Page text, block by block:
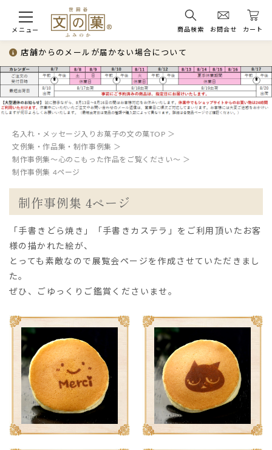
メニュー 商品検索 お問合せ カート
店舗からのメールが届かない場合について
名入れ・メッセージ入りお菓子の文の菓TOP
文例集・作品集・制作事例集
制作事例集～心のこもった作品をご覧ください～
制作事例集 4ページ
制作事例集 4ページ
「手書きどら焼き」「手書きカステラ」をご利用頂いたお客
様の描かれた絵が、
とっても素敵なので展覧会ページを作成させていただきまし
た。
ぜひ、ごゆっくりご鑑賞くださいませ。